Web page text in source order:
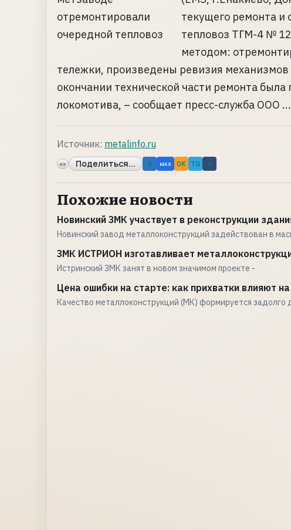
текущего ремонта и
тепловоз ТГМ-4 №
методом:
тележки, произведены ревизия
окончании технической части ремонта
локомотива, – сообщает пресс-служба ООО ...
Источник: metalinfo.ru
«» Поделиться... B MAX OK TG ↗
Похожие новости
Новинский ЗМК участвует в реконструкции
Новинский завод металлоконструкций задействован в
ЗМК ИСТРИОН изготавливает
Истринский ЗМК занят в новом значимом проекте -
Цена ошибки на старте: как прихватки влияют
Качество металлоконструкций (МК) формируется задолго